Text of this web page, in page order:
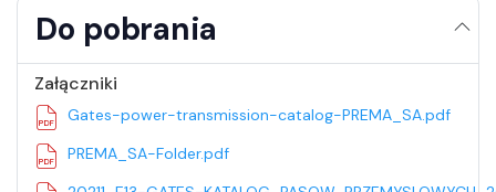
Do pobrania
Załączniki
Gates-power-transmission-catalog-PREMA_SA.pdf
PREMA_SA-Folder.pdf